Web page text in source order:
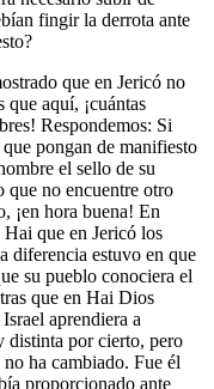
fingir la derrota ante
que en Jericó no
que aquí, ¡cuántas
Respondemos: Si
pongan de manifiesto
el sello de su
que no encuentre otro
¡en hora buena! En
que en Jericó los
diferencia estuvo en que
su pueblo conociera el
que en Hai Dios
aprendiera a
distinta por cierto, pero
ha cambiado. Fue él
proporcionado ante